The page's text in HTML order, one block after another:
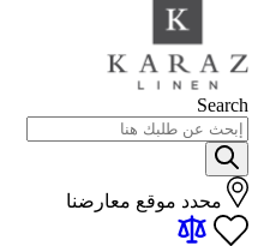
Search
محدد موقع معارضنا